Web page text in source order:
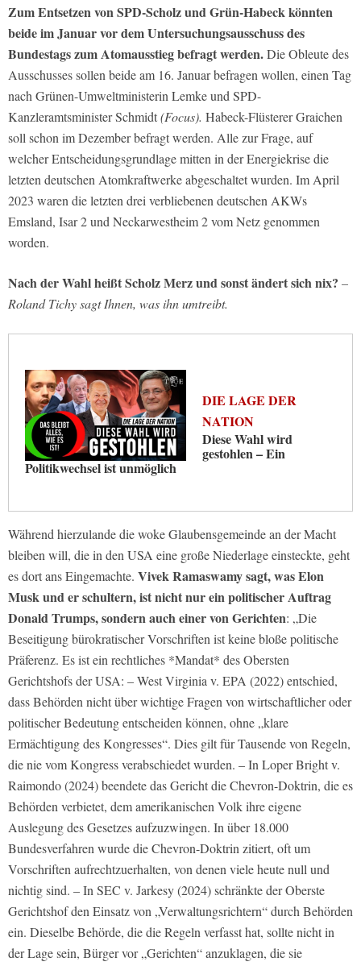
Zum Entsetzen von SPD-Scholz und Grün-Habeck könnten
beide im Januar vor dem Untersuchungsausschuss des
Bundestags zum Atomausstieg befragt werden.Die Obleute des
Ausschusses sollen beide am 16. Januar befragen wollen, einen Tag
nach Grünen-Umweltministerin Lemke und SPD-
Kanzleramtsminister Schmidt(Focus). Habeck-Flüsterer Graichen
soll schon im Dezember befragt werden. Alle zur Frage, auf
welcher Entscheidungsgrundlage mitten in der Energiekrise die
letzten deutschen Atomkraftwerke abgeschaltet wurden. Im April
2023 waren die letzten drei verbliebenen deutschen AKWs
Emsland, Isar 2 und Neckarwestheim 2 vom Netz genommen
worden.
Nach der Wahl heißt Scholz Merz und sonst ändert sich nix? –
Roland Tichy sagt Ihnen, was ihn umtreibt.
DIE LAGE DER
NATION
Diese Wahl wird
gestohlen – Ein
Politikwechsel ist unmöglich
Während hierzulande die woke Glaubensgemeinde an der Macht
bleiben will, die in den USA eine große Niederlage einsteckte, geht
es dort ans Eingemachte. Vivek Ramaswamy sagt, was Elon
Musk und er schultern, ist nicht nur ein politischer Auftrag
Donald Trumps, sondern auch einer von Gerichten: „Die
Beseitigung bürokratischer Vorschriften ist keine bloße politische
Präferenz. Es ist ein rechtliches *Mandat* des Obersten
Gerichtshofs der USA: – West Virginia v. EPA (2022) entschied,
dass Behörden nicht über wichtige Fragen von wirtschaftlicher oder
politischer Bedeutung entscheiden können, ohne „klare
Ermächtigung des Kongresses“. Dies gilt für Tausende von Regeln,
die nie vom Kongress verabschiedet wurden. – In Loper Bright v.
Raimondo (2024) beendete das Gericht die Chevron-Doktrin, die es
Behörden verbietet, dem amerikanischen Volk ihre eigene
Auslegung des Gesetzes aufzuzwingen. In über 18.000
Bundesverfahren wurde die Chevron-Doktrin zitiert, oft um
Vorschriften aufrechtzuerhalten, von denen viele heute null und
nichtig sind. – In SEC v. Jarkesy (2024) schränkte der Oberste
Gerichtshof den Einsatz von „Verwaltungsrichtern“ durch Behörden
ein. Dieselbe Behörde, die die Regeln verfasst hat, sollte nicht in
der Lage sein, Bürger vor „Gerichten“ anzuklagen, die sie